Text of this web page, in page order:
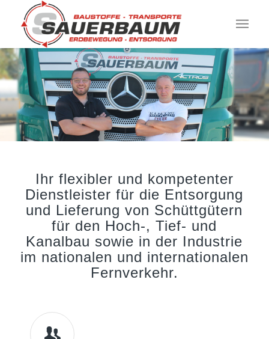
Ihr flexibler und kompetenter
Dienstleister für die Entsorgung
und Lieferung von Schüttgütern
für den Hoch-, Tief- und
Kanalbau sowie in der Industrie
im nationalen und internationalen
Fernverkehr.